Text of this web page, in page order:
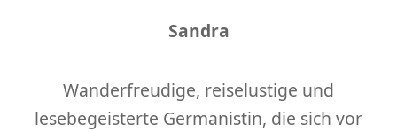
Sandra
Wanderfreudige, reiselustige und
lesebegeisterte Germanistin, die sich vor